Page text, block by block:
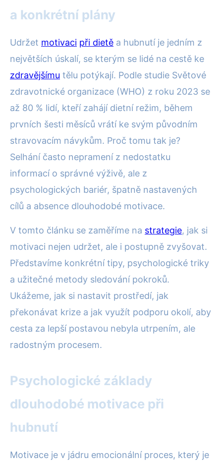
a konkrétní plány
Udržet motivaci při dietě a hubnutí je jedním z
největších úskalí, se kterým se lidé na cestě ke
zdravějšímu tělu potýkají. Podle studie Světové
zdravotnické organizace (WHO) z roku 2023 se
až 80 % lidí, kteří zahájí dietní režim, během
prvních šesti měsíců vrátí ke svým původním
stravovacím návykům. Proč tomu tak je?
Selhání často nepramení z nedostatku
informací o správné výživě, ale z
psychologických bariér, špatně nastavených
cílů a absence dlouhodobé motivace.
V tomto článku se zaměříme na strategie, jak si
motivaci nejen udržet, ale i postupně zvyšovat.
Představíme konkrétní tipy, psychologické triky
a užitečné metody sledování pokroků.
Ukážeme, jak si nastavit prostředí, jak
překonávat krize a jak využít podporu okolí, aby
cesta za lepší postavou nebyla utrpením, ale
radostným procesem.
Psychologické základy
dlouhodobé motivace při
hubnutí
Motivace je v jádru emocionální proces, který je